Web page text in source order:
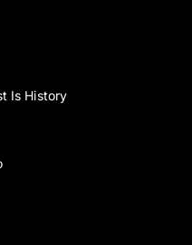
Is History